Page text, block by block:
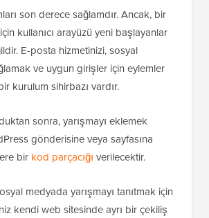
son derece sağlamdır. Ancak, bir
kullanıcı arayüzü yeni başlayanlar
E-posta hizmetinizi, sosyal
ve uygun girişler için eylemler
kurulum sihirbazı vardır.
sonra, yarışmayı eklemek
gönderisine veya sayfasına
bir kod parçacığı verilecektir.
medyada yarışmayı tanıtmak için
kendi web sitesinde ayrı bir çekiliş